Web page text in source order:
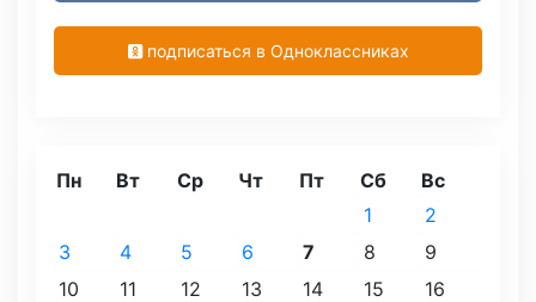
подписаться в Одноклассниках
Пн Вт Ср Чт Пт Сб Вс
1
2
3
4 5 6 7 8
9
10
11 12 13 14 15
16